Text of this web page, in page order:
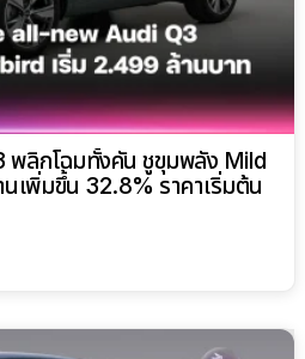
พลิกโฉมทั้งคัน ชูขุมพลัง Mild
เพิ่มขึ้น 32.8% ราคาเริ่มต้น